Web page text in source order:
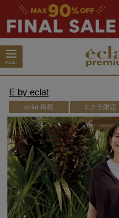
E by eclat
eclat 掲載 エクラ限定